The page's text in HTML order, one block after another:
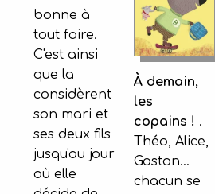
bonne à
tout faire.
C'est ainsi
que la
considèrent
son mari et
ses deux fils
jusqu'au jour
où elle
À demain,
les
copains ! .
Théo, Alice,
Gaston...
chacun se